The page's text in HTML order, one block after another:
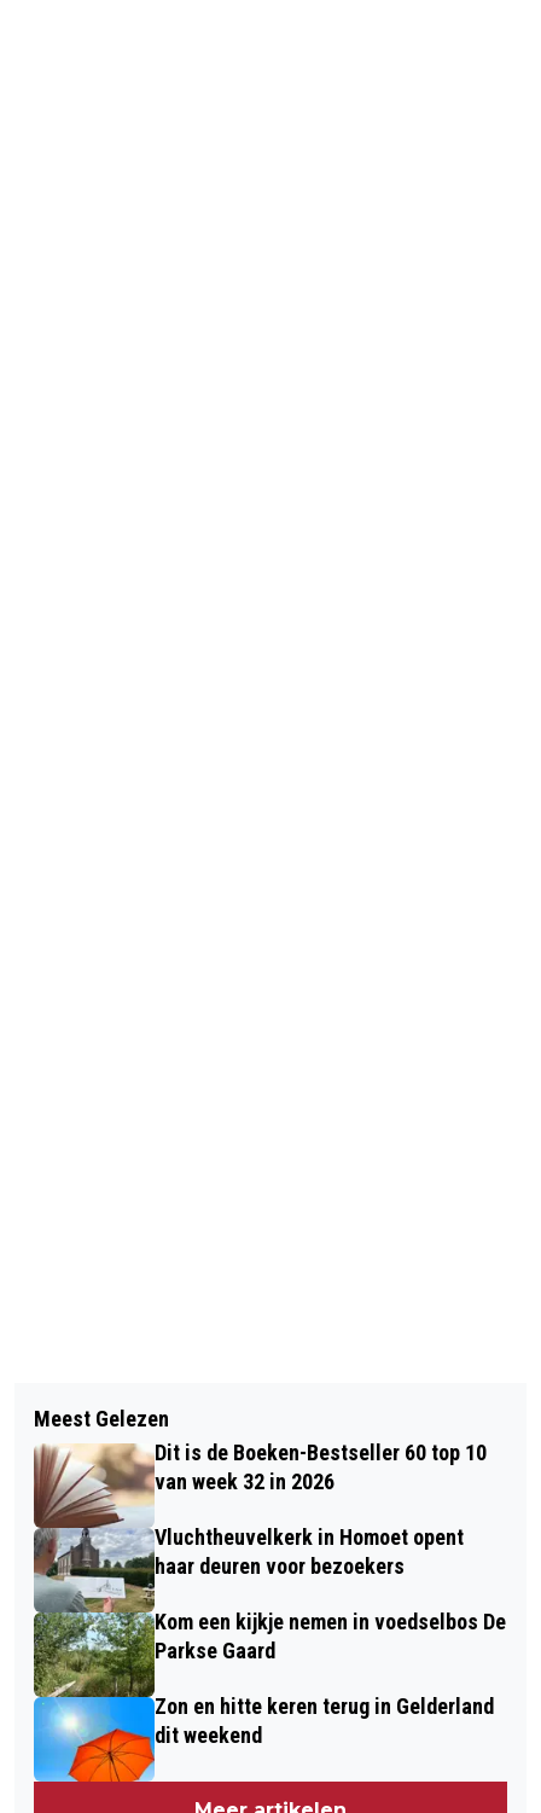
AUTO BELANDT MET
AANHANGWAGEN IN DE SLOOT
VOOR BLOEMEN EN (BUITEN)PLANTEN
GA JE VOORTAAN NAAR GROEN
GELUK
Meest Gelezen
Dit is de Boeken-Bestseller 60 top 10
van week 32 in 2026
Vluchtheuvelkerk in Homoet opent
haar deuren voor bezoekers
Kom een kijkje nemen in voedselbos De
Parkse Gaard
Zon en hitte keren terug in Gelderland
dit weekend